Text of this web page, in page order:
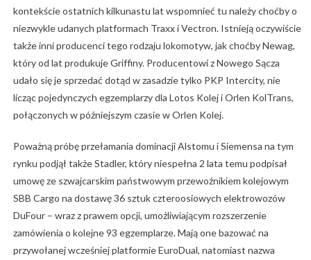
kontekście ostatnich kilkunastu lat wspomnieć tu należy choćby o
niezwykle udanych platformach Traxx i Vectron. Istnieją oczywiście
także inni producenci tego rodzaju lokomotyw, jak choćby Newag,
który od lat produkuje Griffiny. Producentowi z Nowego Sącza
udało się je sprzedać dotąd w zasadzie tylko PKP Intercity, nie
licząc pojedynczych egzemplarzy dla Lotos Kolej i Orlen KolTrans,
połączonych w późniejszym czasie w Orlen Kolej.
Poważną próbę przełamania dominacji Alstomu i Siemensa na tym
rynku podjął także Stadler, który niespełna 2 lata temu podpisał
umowę ze szwajcarskim państwowym przewoźnikiem kolejowym
SBB Cargo na dostawę 36 sztuk czteroosiowych elektrowozów
DuFour – wraz z prawem opcji, umożliwiającym rozszerzenie
zamówienia o kolejne 93 egzemplarze. Mają one bazować na
przywołanej wcześniej platformie EuroDual, natomiast nazwa